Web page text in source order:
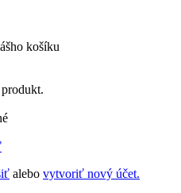
košíku
alebo vytvoriť nový účet.